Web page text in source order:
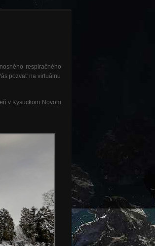
respiračného
pozvať na virtuálnu
v Kysuckom Novom